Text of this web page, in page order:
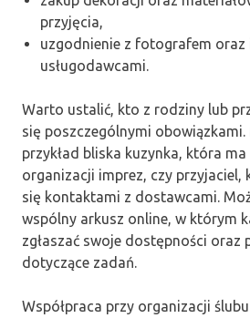
przyjęcia,
uzgodnienie z fotografem oraz
usługodawcami.
Warto ustalić, kto z rodziny lub
się poszczególnymi obowiązkami.
przykład bliska kuzynka, która
organizacji imprez, czy przyjaciel,
się kontaktami z dostawcami.
wspólny arkusz online, w którym
zgłaszać swoje dostępności oraz
dotyczące zadań.
Współpraca przy organizacji